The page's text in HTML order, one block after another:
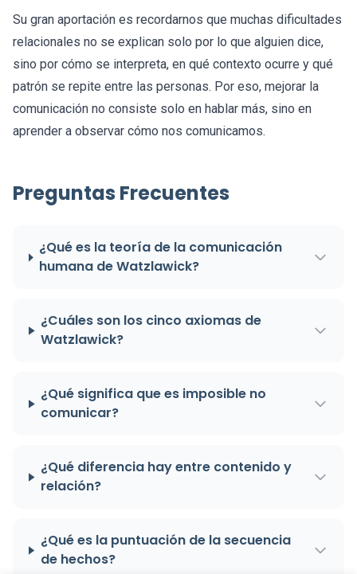
Su gran aportación es recordarnos que muchas dificultades
relacionales no se explican solo por lo que alguien dice,
sino por cómo se interpreta, en qué contexto ocurre y qué
patrón se repite entre las personas. Por eso, mejorar la
comunicación no consiste solo en hablar más, sino en
aprender a observar cómo nos comunicamos.
Preguntas Frecuentes
¿Qué es la teoría de la comunicación
humana de Watzlawick?
¿Cuáles son los cinco axiomas de
Watzlawick?
¿Qué significa que es imposible no
comunicar?
¿Qué diferencia hay entre contenido y
relación?
¿Qué es la puntuación de la secuencia
de hechos?